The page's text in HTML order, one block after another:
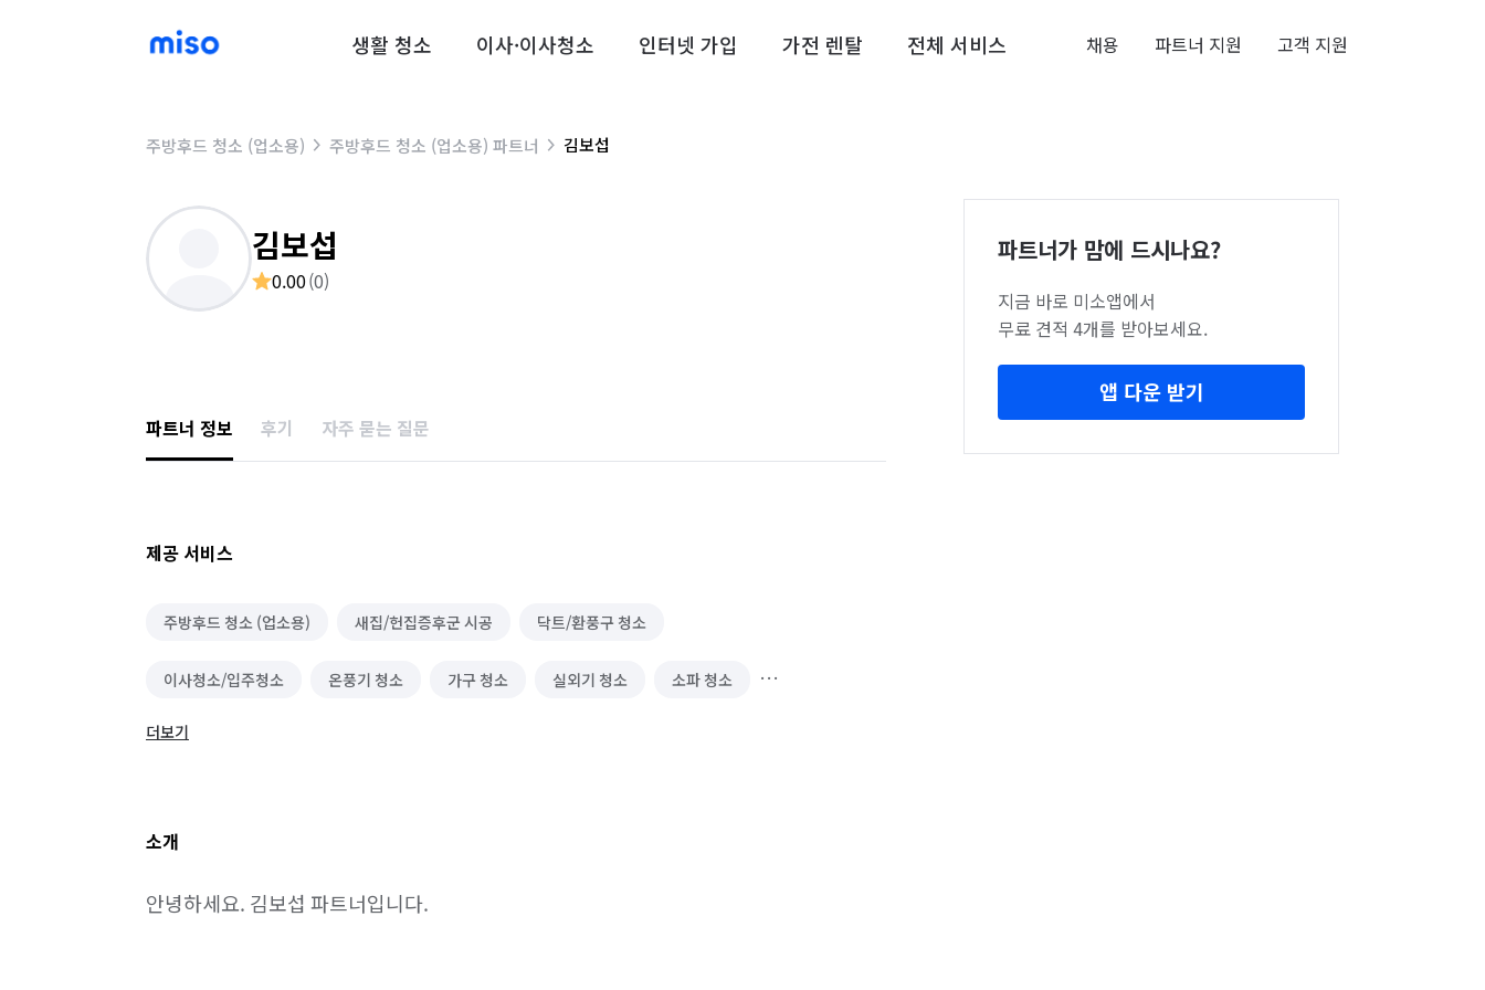
생활 청소 이사·이사청소 인터넷 가입 가전 렌탈 전체 서비스 채용 파트너 지원 고객 지원
주방후드 청소 (업소용) 주방후드 청소 (업소용) 파트너 김보섭
김보섭
0.00(0)
파트너 정보 후기 자주 묻는 질문
제공 서비스
주방후드 청소 (업소용) 새집/헌집증후군 시공 닥트/환풍구 청소
이사청소/입주청소 온풍기 청소 가구 청소 실외기 청소 소파 청소
에어컨 청소 (상업용)
더보기
소개
안녕하세요. 김보섭 파트너입니다.
파트너가 맘에 드시나요?
지금 바로 미소앱에서
무료 견적 4개를 받아보세요.
앱 다운 받기